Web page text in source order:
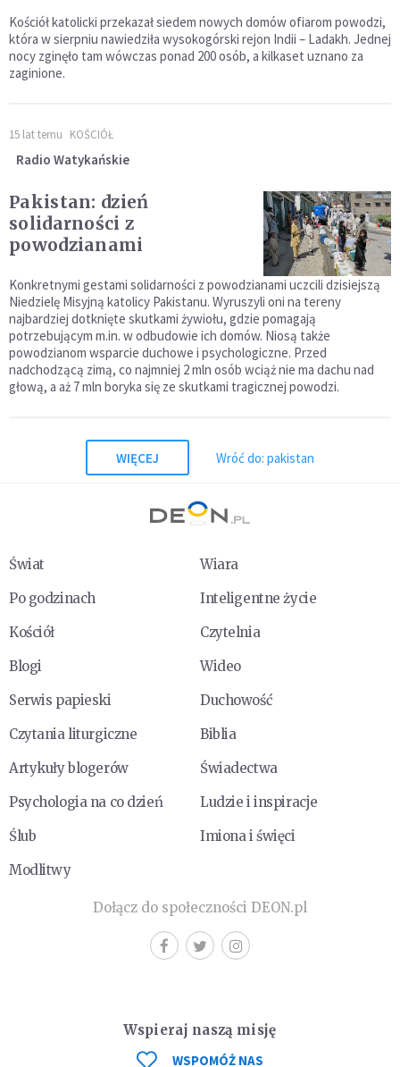
Kościół katolicki przekazał siedem nowych domów ofiarom powodzi,
która w sierpniu nawiedziła wysokogórski rejon Indii – Ladakh. Jednej
nocy zginęło tam wówczas ponad 200 osób, a kilkaset uznano za
zaginione.
15 lat temu KOŚCIÓŁ
Radio Watykańskie
Pakistan: dzień
solidarności z
powodzianami
Konkretnymi gestami solidarności z powodzianami uczcili dzisiejszą
Niedzielę Misyjną katolicy Pakistanu. Wyruszyli oni na tereny
najbardziej dotknięte skutkami żywiołu, gdzie pomagają
potrzebującym m.in. w odbudowie ich domów. Niosą także
powodzianom wsparcie duchowe i psychologiczne. Przed
nadchodzącą zimą, co najmniej 2 mln osób wciąż nie ma dachu nad
głową, a aż 7 mln boryka się ze skutkami tragicznej powodzi.
WIĘCEJ Wróć do: pakistan
Świat
Wiara
Po godzinach
Inteligentne życie
Kościół
Czytelnia
Blogi
Wideo
Serwis papieski
Duchowość
Czytania liturgiczne
Biblia
Artykuły blogerów
Świadectwa
Psychologia na co dzień
Ludzie i inspiracje
Ślub
Imiona i święci
Modlitwy
Dołącz do społeczności DEON.pl
Wspieraj naszą misję
WSPOMÓŻ NAS